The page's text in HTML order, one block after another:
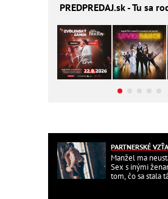
PREDPREDAJ.sk - Tu sa
PARTNERSKÉ
Manžel ma
Sex s inými
tom, čo sa stala